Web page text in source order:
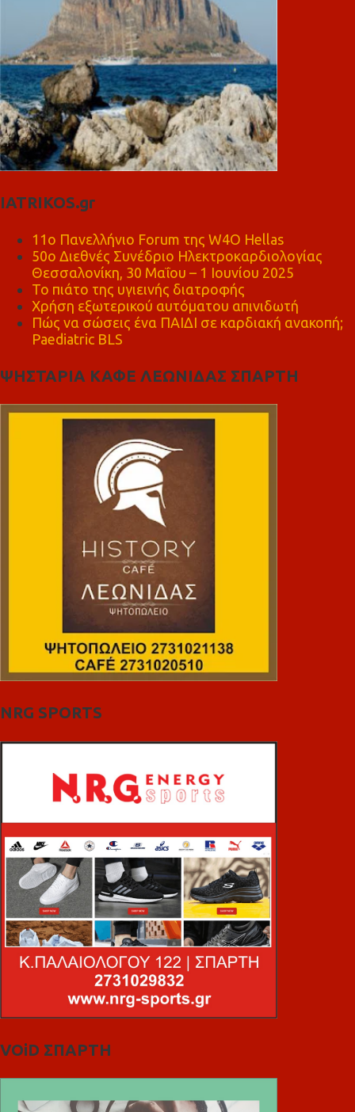
IATRIKOS.gr
11ο Πανελλήνιο Forum της W4O Hellas
50ο Διεθνές Συνέδριο Ηλεκτροκαρδιολογίας
Θεσσαλονίκη, 30 Μαΐου – 1 Ιουνίου 2025
Το πιάτο της υγιεινής διατροφής
Χρήση εξωτερικού αυτόματου απινιδωτή
Πώς να σώσεις ένα ΠΑΙΔΙ σε καρδιακή ανακοπή;
Paediatric BLS
ΨΗΣΤΑΡΙΑ ΚΑΦΕ ΛΕΩΝΙΔΑΣ ΣΠΑΡΤΗ
NRG SPORTS
VOiD ΣΠΑΡΤΗ